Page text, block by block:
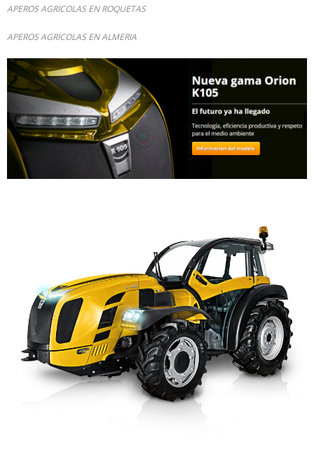
APEROS AGRICOLAS EN ROQUETAS
APEROS AGRICOLAS EN ALMERIA